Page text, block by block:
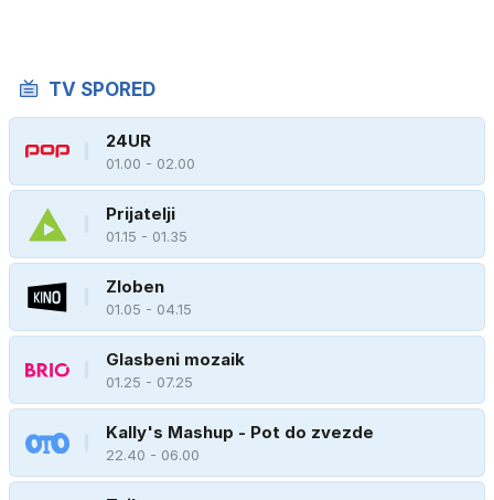
TV SPORED
24UR
01.00 - 02.00
Prijatelji
01.15 - 01.35
Zloben
01.05 - 04.15
Glasbeni mozaik
01.25 - 07.25
Kally's Mashup - Pot do zvezde
22.40 - 06.00